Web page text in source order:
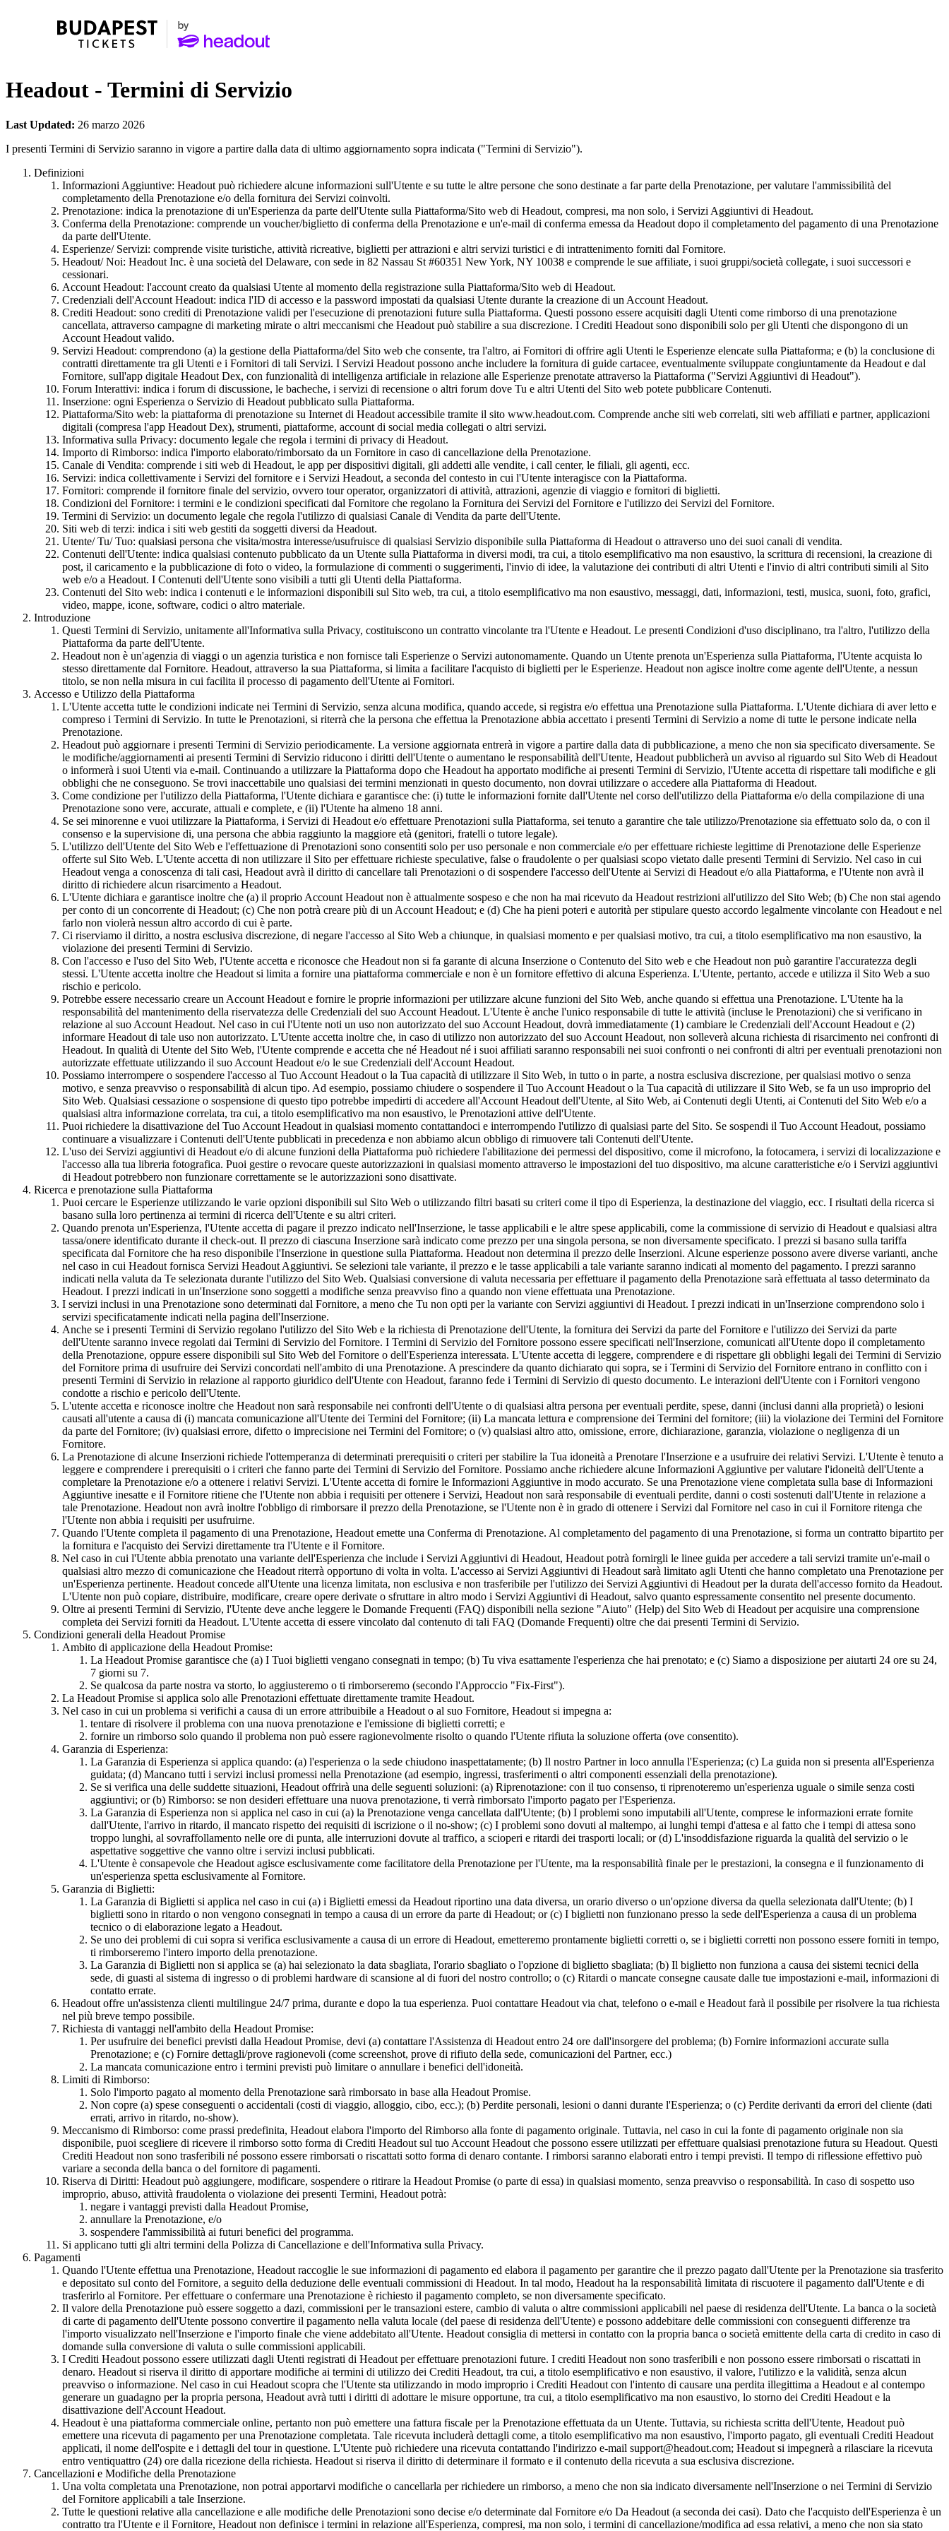
Headout - Termini di Servizio
Last Updated: 26 marzo 2026
I presenti Termini di Servizio saranno in vigore a partire dalla data di ultimo aggiornamento sopra indicata ("Termini di Servizio").
Definizioni
Informazioni Aggiuntive: Headout può richiedere alcune informazioni sull'Utente e su tutte le altre persone che sono destinate a far parte della Prenotazione, per valutare l'ammissibilità del
completamento della Prenotazione e/o della fornitura dei Servizi coinvolti.
Prenotazione: indica la prenotazione di un'Esperienza da parte dell'Utente sulla Piattaforma/Sito web di Headout, compresi, ma non solo, i Servizi Aggiuntivi di Headout.
Conferma della Prenotazione: comprende un voucher/biglietto di conferma della Prenotazione e un'e-mail di conferma emessa da Headout dopo il completamento del pagamento di una Prenotazione
da parte dell'Utente.
Esperienze/ Servizi: comprende visite turistiche, attività ricreative, biglietti per attrazioni e altri servizi turistici e di intrattenimento forniti dal Fornitore.
Headout/ Noi: Headout Inc. è una società del Delaware, con sede in 82 Nassau St #60351 New York, NY 10038 e comprende le sue affiliate, i suoi gruppi/società collegate, i suoi successori e
cessionari.
Account Headout: l'account creato da qualsiasi Utente al momento della registrazione sulla Piattaforma/Sito web di Headout.
Credenziali dell'Account Headout: indica l'ID di accesso e la password impostati da qualsiasi Utente durante la creazione di un Account Headout.
Crediti Headout: sono crediti di Prenotazione validi per l'esecuzione di prenotazioni future sulla Piattaforma. Questi possono essere acquisiti dagli Utenti come rimborso di una prenotazione
cancellata, attraverso campagne di marketing mirate o altri meccanismi che Headout può stabilire a sua discrezione. I Crediti Headout sono disponibili solo per gli Utenti che dispongono di un
Account Headout valido.
Servizi Headout: comprendono (a) la gestione della Piattaforma/del Sito web che consente, tra l'altro, ai Fornitori di offrire agli Utenti le Esperienze elencate sulla Piattaforma; e (b) la conclusione di
contratti direttamente tra gli Utenti e i Fornitori di tali Servizi. I Servizi Headout possono anche includere la fornitura di guide cartacee, eventualmente sviluppate congiuntamente da Headout e dal
Fornitore, sull'app digitale Headout Dex, con funzionalità di intelligenza artificiale in relazione alle Esperienze prenotate attraverso la Piattaforma ("Servizi Aggiuntivi di Headout").
Forum Interattivi: indica i forum di discussione, le bacheche, i servizi di recensione o altri forum dove Tu e altri Utenti del Sito web potete pubblicare Contenuti.
Inserzione: ogni Esperienza o Servizio di Headout pubblicato sulla Piattaforma.
Piattaforma/Sito web: la piattaforma di prenotazione su Internet di Headout accessibile tramite il sito www.headout.com. Comprende anche siti web correlati, siti web affiliati e partner, applicazioni
digitali (compresa l'app Headout Dex), strumenti, piattaforme, account di social media collegati o altri servizi.
Informativa sulla Privacy: documento legale che regola i termini di privacy di Headout.
Importo di Rimborso: indica l'importo elaborato/rimborsato da un Fornitore in caso di cancellazione della Prenotazione.
Canale di Vendita: comprende i siti web di Headout, le app per dispositivi digitali, gli addetti alle vendite, i call center, le filiali, gli agenti, ecc.
Servizi: indica collettivamente i Servizi del fornitore e i Servizi Headout, a seconda del contesto in cui l'Utente interagisce con la Piattaforma.
Fornitori: comprende il fornitore finale del servizio, ovvero tour operator, organizzatori di attività, attrazioni, agenzie di viaggio e fornitori di biglietti.
Condizioni del Fornitore: i termini e le condizioni specificati dal Fornitore che regolano la Fornitura dei Servizi del Fornitore e l'utilizzo dei Servizi del Fornitore.
Termini di Servizio: un documento legale che regola l'utilizzo di qualsiasi Canale di Vendita da parte dell'Utente.
Siti web di terzi: indica i siti web gestiti da soggetti diversi da Headout.
Utente/ Tu/ Tuo: qualsiasi persona che visita/mostra interesse/usufruisce di qualsiasi Servizio disponibile sulla Piattaforma di Headout o attraverso uno dei suoi canali di vendita.
Contenuti dell'Utente: indica qualsiasi contenuto pubblicato da un Utente sulla Piattaforma in diversi modi, tra cui, a titolo esemplificativo ma non esaustivo, la scrittura di recensioni, la creazione di
post, il caricamento e la pubblicazione di foto o video, la formulazione di commenti o suggerimenti, l'invio di idee, la valutazione dei contributi di altri Utenti e l'invio di altri contributi simili al Sito
web e/o a Headout. I Contenuti dell'Utente sono visibili a tutti gli Utenti della Piattaforma.
Contenuti del Sito web: indica i contenuti e le informazioni disponibili sul Sito web, tra cui, a titolo esemplificativo ma non esaustivo, messaggi, dati, informazioni, testi, musica, suoni, foto, grafici,
video, mappe, icone, software, codici o altro materiale.
Introduzione
Questi Termini di Servizio, unitamente all'Informativa sulla Privacy, costituiscono un contratto vincolante tra l'Utente e Headout. Le presenti Condizioni d'uso disciplinano, tra l'altro, l'utilizzo della
Piattaforma da parte dell'Utente.
Headout non è un'agenzia di viaggi o un agenzia turistica e non fornisce tali Esperienze o Servizi autonomamente. Quando un Utente prenota un'Esperienza sulla Piattaforma, l'Utente acquista lo
stesso direttamente dal Fornitore. Headout, attraverso la sua Piattaforma, si limita a facilitare l'acquisto di biglietti per le Esperienze. Headout non agisce inoltre come agente dell'Utente, a nessun
titolo, se non nella misura in cui facilita il processo di pagamento dell'Utente ai Fornitori.
Accesso e Utilizzo della Piattaforma
L'Utente accetta tutte le condizioni indicate nei Termini di Servizio, senza alcuna modifica, quando accede, si registra e/o effettua una Prenotazione sulla Piattaforma. L'Utente dichiara di aver letto e
compreso i Termini di Servizio. In tutte le Prenotazioni, si riterrà che la persona che effettua la Prenotazione abbia accettato i presenti Termini di Servizio a nome di tutte le persone indicate nella
Prenotazione.
Headout può aggiornare i presenti Termini di Servizio periodicamente. La versione aggiornata entrerà in vigore a partire dalla data di pubblicazione, a meno che non sia specificato diversamente. Se
le modifiche/aggiornamenti ai presenti Termini di Servizio riducono i diritti dell'Utente o aumentano le responsabilità dell'Utente, Headout pubblicherà un avviso al riguardo sul Sito Web di Headout
o informerà i suoi Utenti via e-mail. Continuando a utilizzare la Piattaforma dopo che Headout ha apportato modifiche ai presenti Termini di Servizio, l'Utente accetta di rispettare tali modifiche e gli
obblighi che ne conseguono. Se trovi inaccettabile uno qualsiasi dei termini menzionati in questo documento, non dovrai utilizzare o accedere alla Piattaforma di Headout.
Come condizione per l'utilizzo della Piattaforma, l'Utente dichiara e garantisce che: (i) tutte le informazioni fornite dall'Utente nel corso dell'utilizzo della Piattaforma e/o della compilazione di una
Prenotazione sono vere, accurate, attuali e complete, e (ii) l'Utente ha almeno 18 anni.
Se sei minorenne e vuoi utilizzare la Piattaforma, i Servizi di Headout e/o effettuare Prenotazioni sulla Piattaforma, sei tenuto a garantire che tale utilizzo/Prenotazione sia effettuato solo da, o con il
consenso e la supervisione di, una persona che abbia raggiunto la maggiore età (genitori, fratelli o tutore legale).
L'utilizzo dell'Utente del Sito Web e l'effettuazione di Prenotazioni sono consentiti solo per uso personale e non commerciale e/o per effettuare richieste legittime di Prenotazione delle Esperienze
offerte sul Sito Web. L'Utente accetta di non utilizzare il Sito per effettuare richieste speculative, false o fraudolente o per qualsiasi scopo vietato dalle presenti Termini di Servizio. Nel caso in cui
Headout venga a conoscenza di tali casi, Headout avrà il diritto di cancellare tali Prenotazioni o di sospendere l'accesso dell'Utente ai Servizi di Headout e/o alla Piattaforma, e l'Utente non avrà il
diritto di richiedere alcun risarcimento a Headout.
L'Utente dichiara e garantisce inoltre che (a) il proprio Account Headout non è attualmente sospeso e che non ha mai ricevuto da Headout restrizioni all'utilizzo del Sito Web; (b) Che non stai agendo
per conto di un concorrente di Headout; (c) Che non potrà creare più di un Account Headout; e (d) Che ha pieni poteri e autorità per stipulare questo accordo legalmente vincolante con Headout e nel
farlo non violerà nessun altro accordo di cui è parte.
Ci riserviamo il diritto, a nostra esclusiva discrezione, di negare l'accesso al Sito Web a chiunque, in qualsiasi momento e per qualsiasi motivo, tra cui, a titolo esemplificativo ma non esaustivo, la
violazione dei presenti Termini di Servizio.
Con l'accesso e l'uso del Sito Web, l'Utente accetta e riconosce che Headout non si fa garante di alcuna Inserzione o Contenuto del Sito web e che Headout non può garantire l'accuratezza degli
stessi. L'Utente accetta inoltre che Headout si limita a fornire una piattaforma commerciale e non è un fornitore effettivo di alcuna Esperienza. L'Utente, pertanto, accede e utilizza il Sito Web a suo
rischio e pericolo.
Potrebbe essere necessario creare un Account Headout e fornire le proprie informazioni per utilizzare alcune funzioni del Sito Web, anche quando si effettua una Prenotazione. L'Utente ha la
responsabilità del mantenimento della riservatezza delle Credenziali del suo Account Headout. L'Utente è anche l'unico responsabile di tutte le attività (incluse le Prenotazioni) che si verificano in
relazione al suo Account Headout. Nel caso in cui l'Utente noti un uso non autorizzato del suo Account Headout, dovrà immediatamente (1) cambiare le Credenziali dell'Account Headout e (2)
informare Headout di tale uso non autorizzato. L'Utente accetta inoltre che, in caso di utilizzo non autorizzato del suo Account Headout, non solleverà alcuna richiesta di risarcimento nei confronti di
Headout. In qualità di Utente del Sito Web, l'Utente comprende e accetta che né Headout né i suoi affiliati saranno responsabili nei suoi confronti o nei confronti di altri per eventuali prenotazioni non
autorizzate effettuate utilizzando il suo Account Headout e/o le sue Credenziali dell'Account Headout.
Possiamo interrompere o sospendere l'accesso al Tuo Account Headout o la Tua capacità di utilizzare il Sito Web, in tutto o in parte, a nostra esclusiva discrezione, per qualsiasi motivo o senza
motivo, e senza preavviso o responsabilità di alcun tipo. Ad esempio, possiamo chiudere o sospendere il Tuo Account Headout o la Tua capacità di utilizzare il Sito Web, se fa un uso improprio del
Sito Web. Qualsiasi cessazione o sospensione di questo tipo potrebbe impedirti di accedere all'Account Headout dell'Utente, al Sito Web, ai Contenuti degli Utenti, ai Contenuti del Sito Web e/o a
qualsiasi altra informazione correlata, tra cui, a titolo esemplificativo ma non esaustivo, le Prenotazioni attive dell'Utente.
Puoi richiedere la disattivazione del Tuo Account Headout in qualsiasi momento contattandoci e interrompendo l'utilizzo di qualsiasi parte del Sito. Se sospendi il Tuo Account Headout, possiamo
continuare a visualizzare i Contenuti dell'Utente pubblicati in precedenza e non abbiamo alcun obbligo di rimuovere tali Contenuti dell'Utente.
L'uso dei Servizi aggiuntivi di Headout e/o di alcune funzioni della Piattaforma può richiedere l'abilitazione dei permessi del dispositivo, come il microfono, la fotocamera, i servizi di localizzazione e
l'accesso alla tua libreria fotografica. Puoi gestire o revocare queste autorizzazioni in qualsiasi momento attraverso le impostazioni del tuo dispositivo, ma alcune caratteristiche e/o i Servizi aggiuntivi
di Headout potrebbero non funzionare correttamente se le autorizzazioni sono disattivate.
Ricerca e prenotazione sulla Piattaforma
Puoi cercare le Esperienze utilizzando le varie opzioni disponibili sul Sito Web o utilizzando filtri basati su criteri come il tipo di Esperienza, la destinazione del viaggio, ecc. I risultati della ricerca si
basano sulla loro pertinenza ai termini di ricerca dell'Utente e su altri criteri.
Quando prenota un'Esperienza, l'Utente accetta di pagare il prezzo indicato nell'Inserzione, le tasse applicabili e le altre spese applicabili, come la commissione di servizio di Headout e qualsiasi altra
tassa/onere identificato durante il check-out. Il prezzo di ciascuna Inserzione sarà indicato come prezzo per una singola persona, se non diversamente specificato. I prezzi si basano sulla tariffa
specificata dal Fornitore che ha reso disponibile l'Inserzione in questione sulla Piattaforma. Headout non determina il prezzo delle Inserzioni. Alcune esperienze possono avere diverse varianti, anche
nel caso in cui Headout fornisca Servizi Headout Aggiuntivi. Se selezioni tale variante, il prezzo e le tasse applicabili a tale variante saranno indicati al momento del pagamento. I prezzi saranno
indicati nella valuta da Te selezionata durante l'utilizzo del Sito Web. Qualsiasi conversione di valuta necessaria per effettuare il pagamento della Prenotazione sarà effettuata al tasso determinato da
Headout. I prezzi indicati in un'Inserzione sono soggetti a modifiche senza preavviso fino a quando non viene effettuata una Prenotazione.
I servizi inclusi in una Prenotazione sono determinati dal Fornitore, a meno che Tu non opti per la variante con Servizi aggiuntivi di Headout. I prezzi indicati in un'Inserzione comprendono solo i
servizi specificatamente indicati nella pagina dell'Inserzione.
Anche se i presenti Termini di Servizio regolano l'utilizzo del Sito Web e la richiesta di Prenotazione dell'Utente, la fornitura dei Servizi da parte del Fornitore e l'utilizzo dei Servizi da parte
dell'Utente saranno invece regolati dai Termini di Servizio del Fornitore. I Termini di Servizio del Fornitore possono essere specificati nell'Inserzione, comunicati all'Utente dopo il completamento
della Prenotazione, oppure essere disponibili sul Sito Web del Fornitore o dell'Esperienza interessata. L'Utente accetta di leggere, comprendere e di rispettare gli obblighi legali dei Termini di Servizio
del Fornitore prima di usufruire dei Servizi concordati nell'ambito di una Prenotazione. A prescindere da quanto dichiarato qui sopra, se i Termini di Servizio del Fornitore entrano in conflitto con i
presenti Termini di Servizio in relazione al rapporto giuridico dell'Utente con Headout, faranno fede i Termini di Servizio di questo documento. Le interazioni dell'Utente con i Fornitori vengono
condotte a rischio e pericolo dell'Utente.
L'utente accetta e riconosce inoltre che Headout non sarà responsabile nei confronti dell'Utente o di qualsiasi altra persona per eventuali perdite, spese, danni (inclusi danni alla proprietà) o lesioni
causati all'utente a causa di (i) mancata comunicazione all'Utente dei Termini del Fornitore; (ii) La mancata lettura e comprensione dei Termini del fornitore; (iii) la violazione dei Termini del Fornitore
da parte del Fornitore; (iv) qualsiasi errore, difetto o imprecisione nei Termini del Fornitore; o (v) qualsiasi altro atto, omissione, errore, dichiarazione, garanzia, violazione o negligenza di un
Fornitore.
La Prenotazione di alcune Inserzioni richiede l'ottemperanza di determinati prerequisiti o criteri per stabilire la Tua idoneità a Prenotare l'Inserzione e a usufruire dei relativi Servizi. L'Utente è tenuto a
leggere e comprendere i prerequisiti o i criteri che fanno parte dei Termini di Servizio del Fornitore. Possiamo anche richiedere alcune Informazioni Aggiuntive per valutare l'idoneità dell'Utente a
completare la Prenotazione e/o a ottenere i relativi Servizi. L'Utente accetta di fornire le Informazioni Aggiuntive in modo accurato. Se una Prenotazione viene completata sulla base di Informazioni
Aggiuntive inesatte e il Fornitore ritiene che l'Utente non abbia i requisiti per ottenere i Servizi, Headout non sarà responsabile di eventuali perdite, danni o costi sostenuti dall'Utente in relazione a
tale Prenotazione. Headout non avrà inoltre l'obbligo di rimborsare il prezzo della Prenotazione, se l'Utente non è in grado di ottenere i Servizi dal Fornitore nel caso in cui il Fornitore ritenga che
l'Utente non abbia i requisiti per usufruirne.
Quando l'Utente completa il pagamento di una Prenotazione, Headout emette una Conferma di Prenotazione. Al completamento del pagamento di una Prenotazione, si forma un contratto bipartito per
la fornitura e l'acquisto dei Servizi direttamente tra l'Utente e il Fornitore.
Nel caso in cui l'Utente abbia prenotato una variante dell'Esperienza che include i Servizi Aggiuntivi di Headout, Headout potrà fornirgli le linee guida per accedere a tali servizi tramite un'e-mail o
qualsiasi altro mezzo di comunicazione che Headout riterrà opportuno di volta in volta. L'accesso ai Servizi Aggiuntivi di Headout sarà limitato agli Utenti che hanno completato una Prenotazione per
un'Esperienza pertinente. Headout concede all'Utente una licenza limitata, non esclusiva e non trasferibile per l'utilizzo dei Servizi Aggiuntivi di Headout per la durata dell'accesso fornito da Headout.
L'Utente non può copiare, distribuire, modificare, creare opere derivate o sfruttare in altro modo i Servizi Aggiuntivi di Headout, salvo quanto espressamente consentito nel presente documento.
Oltre ai presenti Termini di Servizio, l'Utente deve anche leggere le Domande Frequenti (FAQ) disponibili nella sezione "Aiuto" (Help) del Sito Web di Headout per acquisire una comprensione
completa dei Servizi forniti da Headout. L'Utente accetta di essere vincolato dal contenuto di tali FAQ (Domande Frequenti) oltre che dai presenti Termini di Servizio.
Condizioni generali della Headout Promise
Ambito di applicazione della Headout Promise:
La Headout Promise garantisce che (a) I Tuoi biglietti vengano consegnati in tempo; (b) Tu viva esattamente l'esperienza che hai prenotato; e (c) Siamo a disposizione per aiutarti 24 ore su 24,
7 giorni su 7.
Se qualcosa da parte nostra va storto, lo aggiusteremo o ti rimborseremo (secondo l'Approccio "Fix-First").
La Headout Promise si applica solo alle Prenotazioni effettuate direttamente tramite Headout.
Nel caso in cui un problema si verifichi a causa di un errore attribuibile a Headout o al suo Fornitore, Headout si impegna a:
tentare di risolvere il problema con una nuova prenotazione e l'emissione di biglietti corretti; e
fornire un rimborso solo quando il problema non può essere ragionevolmente risolto o quando l'Utente rifiuta la soluzione offerta (ove consentito).
Garanzia di Esperienza:
La Garanzia di Esperienza si applica quando: (a) l'esperienza o la sede chiudono inaspettatamente; (b) Il nostro Partner in loco annulla l'Esperienza; (c) La guida non si presenta all'Esperienza
guidata; (d) Mancano tutti i servizi inclusi promessi nella Prenotazione (ad esempio, ingressi, trasferimenti o altri componenti essenziali della prenotazione).
Se si verifica una delle suddette situazioni, Headout offrirà una delle seguenti soluzioni: (a) Riprenotazione: con il tuo consenso, ti riprenoteremo un'esperienza uguale o simile senza costi
aggiuntivi; or (b) Rimborso: se non desideri effettuare una nuova prenotazione, ti verrà rimborsato l'importo pagato per l'Esperienza.
La Garanzia di Esperienza non si applica nel caso in cui (a) la Prenotazione venga cancellata dall'Utente; (b) I problemi sono imputabili all'Utente, comprese le informazioni errate fornite
dall'Utente, l'arrivo in ritardo, il mancato rispetto dei requisiti di iscrizione o il no-show; (c) I problemi sono dovuti al maltempo, ai lunghi tempi d'attesa e al fatto che i tempi di attesa sono
troppo lunghi, al sovraffollamento nelle ore di punta, alle interruzioni dovute al traffico, a scioperi e ritardi dei trasporti locali; or (d) L'insoddisfazione riguarda la qualità del servizio o le
aspettative soggettive che vanno oltre i servizi inclusi pubblicati.
L'Utente è consapevole che Headout agisce esclusivamente come facilitatore della Prenotazione per l'Utente, ma la responsabilità finale per le prestazioni, la consegna e il funzionamento di
un'esperienza spetta esclusivamente al Fornitore.
Garanzia di Biglietti:
La Garanzia di Biglietti si applica nel caso in cui (a) i Biglietti emessi da Headout riportino una data diversa, un orario diverso o un'opzione diversa da quella selezionata dall'Utente; (b) I
biglietti sono in ritardo o non vengono consegnati in tempo a causa di un errore da parte di Headout; or (c) I biglietti non funzionano presso la sede dell'Esperienza a causa di un problema
tecnico o di elaborazione legato a Headout.
Se uno dei problemi di cui sopra si verifica esclusivamente a causa di un errore di Headout, emetteremo prontamente biglietti corretti o, se i biglietti corretti non possono essere forniti in tempo,
ti rimborseremo l'intero importo della prenotazione.
La Garanzia di Biglietti non si applica se (a) hai selezionato la data sbagliata, l'orario sbagliato o l'opzione di biglietto sbagliata; (b) Il biglietto non funziona a causa dei sistemi tecnici della
sede, di guasti al sistema di ingresso o di problemi hardware di scansione al di fuori del nostro controllo; o (c) Ritardi o mancate consegne causate dalle tue impostazioni e-mail, informazioni di
contatto errate.
Headout offre un'assistenza clienti multilingue 24/7 prima, durante e dopo la tua esperienza. Puoi contattare Headout via chat, telefono o e-mail e Headout farà il possibile per risolvere la tua richiesta
nel più breve tempo possibile.
Richiesta di vantaggi nell'ambito della Headout Promise:
Per usufruire dei benefici previsti dalla Headout Promise, devi (a) contattare l'Assistenza di Headout entro 24 ore dall'insorgere del problema; (b) Fornire informazioni accurate sulla
Prenotazione; e (c) Fornire dettagli/prove ragionevoli (come screenshot, prove di rifiuto della sede, comunicazioni del Partner, ecc.)
La mancata comunicazione entro i termini previsti può limitare o annullare i benefici dell'idoneità.
Limiti di Rimborso:
Solo l'importo pagato al momento della Prenotazione sarà rimborsato in base alla Headout Promise.
Non copre (a) spese conseguenti o accidentali (costi di viaggio, alloggio, cibo, ecc.); (b) Perdite personali, lesioni o danni durante l'Esperienza; o (c) Perdite derivanti da errori del cliente (dati
errati, arrivo in ritardo, no-show).
Meccanismo di Rimborso: come prassi predefinita, Headout elabora l'importo del Rimborso alla fonte di pagamento originale. Tuttavia, nel caso in cui la fonte di pagamento originale non sia
disponibile, puoi scegliere di ricevere il rimborso sotto forma di Crediti Headout sul tuo Account Headout che possono essere utilizzati per effettuare qualsiasi prenotazione futura su Headout. Questi
Crediti Headout non sono trasferibili né possono essere rimborsati o riscattati sotto forma di denaro contante. I rimborsi saranno elaborati entro i tempi previsti. Il tempo di riflessione effettivo può
variare a seconda della banca o del fornitore di pagamenti.
Riserva di Diritti: Headout può aggiungere, modificare, sospendere o ritirare la Headout Promise (o parte di essa) in qualsiasi momento, senza preavviso o responsabilità. In caso di sospetto uso
improprio, abuso, attività fraudolenta o violazione dei presenti Termini, Headout potrà:
negare i vantaggi previsti dalla Headout Promise,
annullare la Prenotazione, e/o
sospendere l'ammissibilità ai futuri benefici del programma.
Si applicano tutti gli altri termini della Polizza di Cancellazione e dell'Informativa sulla Privacy.
Pagamenti
Quando l'Utente effettua una Prenotazione, Headout raccoglie le sue informazioni di pagamento ed elabora il pagamento per garantire che il prezzo pagato dall'Utente per la Prenotazione sia trasferito
e depositato sul conto del Fornitore, a seguito della deduzione delle eventuali commissioni di Headout. In tal modo, Headout ha la responsabilità limitata di riscuotere il pagamento dall'Utente e di
trasferirlo al Fornitore. Per effettuare o confermare una Prenotazione è richiesto il pagamento completo, se non diversamente specificato.
Il valore della Prenotazione può essere soggetto a dazi, commissioni per le transazioni estere, cambio di valuta o altre commissioni applicabili nel paese di residenza dell'Utente. La banca o la società
di carte di pagamento dell'Utente possono convertire il pagamento nella valuta locale (del paese di residenza dell'Utente) e possono addebitare delle commissioni con conseguenti differenze tra
l'importo visualizzato nell'Inserzione e l'importo finale che viene addebitato all'Utente. Headout consiglia di mettersi in contatto con la propria banca o società emittente della carta di credito in caso di
domande sulla conversione di valuta o sulle commissioni applicabili.
I Crediti Headout possono essere utilizzati dagli Utenti registrati di Headout per effettuare prenotazioni future. I crediti Headout non sono trasferibili e non possono essere rimborsati o riscattati in
denaro. Headout si riserva il diritto di apportare modifiche ai termini di utilizzo dei Crediti Headout, tra cui, a titolo esemplificativo e non esaustivo, il valore, l'utilizzo e la validità, senza alcun
preavviso o informazione. Nel caso in cui Headout scopra che l'Utente sta utilizzando in modo improprio i Crediti Headout con l'intento di causare una perdita illegittima a Headout e al contempo
generare un guadagno per la propria persona, Headout avrà tutti i diritti di adottare le misure opportune, tra cui, a titolo esemplificativo ma non esaustivo, lo storno dei Crediti Headout e la
disattivazione dell'Account Headout.
Headout è una piattaforma commerciale online, pertanto non può emettere una fattura fiscale per la Prenotazione effettuata da un Utente. Tuttavia, su richiesta scritta dell'Utente, Headout può
emettere una ricevuta di pagamento per una Prenotazione completata. Tale ricevuta includerà dettagli come, a titolo esemplificativo ma non esaustivo, l'importo pagato, gli eventuali Crediti Headout
applicati, il nome dell'ospite e i dettagli del tour in questione. L'Utente può richiedere una ricevuta contattando l'indirizzo e-mail support@headout.com; Headout si impegnerà a rilasciare la ricevuta
entro ventiquattro (24) ore dalla ricezione della richiesta. Headout si riserva il diritto di determinare il formato e il contenuto della ricevuta a sua esclusiva discrezione.
Cancellazioni e Modifiche della Prenotazione
Una volta completata una Prenotazione, non potrai apportarvi modifiche o cancellarla per richiedere un rimborso, a meno che non sia indicato diversamente nell'Inserzione o nei Termini di Servizio
del Fornitore applicabili a tale Inserzione.
Tutte le questioni relative alla cancellazione e alle modifiche delle Prenotazioni sono decise e/o determinate dal Fornitore e/o Da Headout (a seconda dei casi). Dato che l'acquisto dell'Esperienza è un
contratto tra l'Utente e il Fornitore, Headout non definisce i termini in relazione all'Esperienza, compresi, ma non solo, i termini di cancellazione/modifica ad essa relativi, a meno che non sia stato